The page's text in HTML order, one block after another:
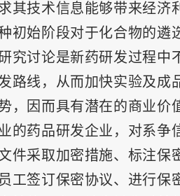
其技术信息能够带来经济
初始阶段对于化合物的遴
究讨论是新药研发过程中
路线，从而加快实验及成
，因而具有潜在的商业价
的药品研发企业，对系争
件采取加密措施、标注保
工签订保密协议、进行保